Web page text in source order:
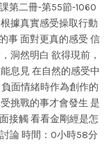
二冊-第55節-1060
據真實感受操取行動
事 面對更真的感受 信
洞然明白 欲得現前，
息見 在自然的感受中
面情緒時作為創作的
挑戰的事才會發生 是
接觸 看看金剛經是怎
論 時間：0小時58分